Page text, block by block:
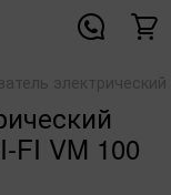
FI VM 100